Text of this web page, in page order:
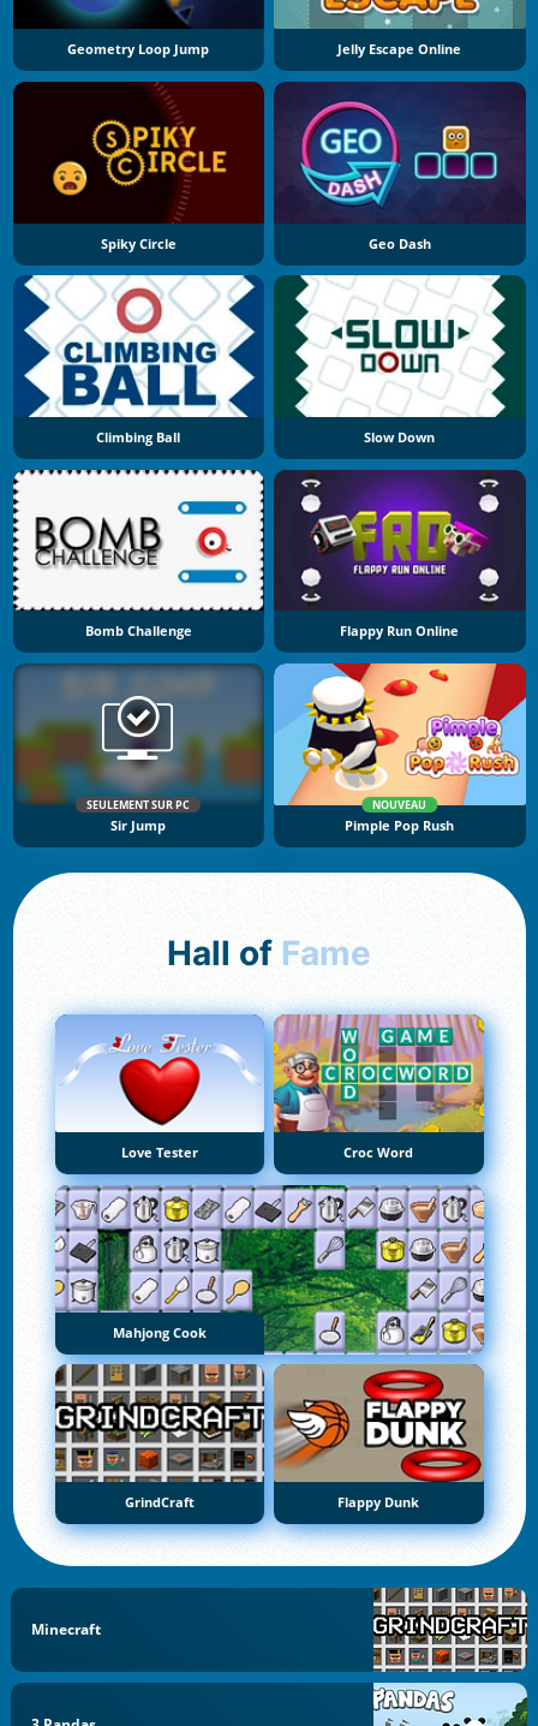
Geometry Loop Jump Jelly Escape Online
Spiky Circle Geo Dash
Climbing Ball Slow Down
Bomb Challenge Flappy Run Online
SEULEMENT SUR PC
Sir Jump
NOUVEAU
Pimple Pop Rush
Hall of Fame
Love Tester Croc Word
Mahjong Cook
GrindCraft Flappy Dunk
Minecraft